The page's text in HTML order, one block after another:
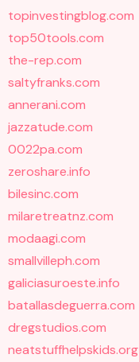
topinvestingblog.com
top50tools.com
the-rep.com
saltyfranks.com
annerani.com
jazzatude.com
0022pa.com
zeroshare.info
bilesinc.com
milaretreatnz.com
modaagi.com
smallvilleph.com
galiciasuroeste.info
batallasdeguerra.com
dregstudios.com
neatstuffhelpskids.org